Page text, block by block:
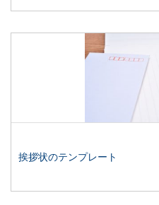
挨拶状のテンプレート